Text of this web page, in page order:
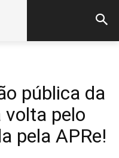
pública da
volta pelo
pela APRe!